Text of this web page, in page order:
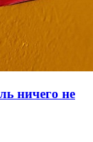
ничего не